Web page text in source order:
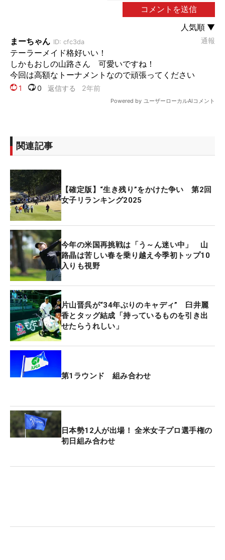
関連記事
【確定版】“生き残り”をかけた争い 第2回
女子リランキング2025
今年の米国再挑戦は「う～ん迷い中」 山
路晶は苦しい春を乗り越え今季初トップ10
入りも視野
片山晋呉が“34年ぶりのキャディ” 臼井麗
香とタッグ結成「持っているものを引き出
せたらうれしい」
第1ラウンド 組み合わせ
日本勢12人が出場！ 全米女子プロ選手権の
初日組み合わせ